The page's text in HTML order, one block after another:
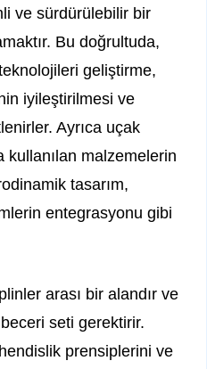
ve sürdürülebilir bir
Bu doğrultuda,
geliştirme,
iyileştirilmesi ve
Ayrıca uçak
malzemelerin
tasarım,
entegrasyonu gibi
arası bir alandır ve
seti gerektirir.
prensiplerini ve